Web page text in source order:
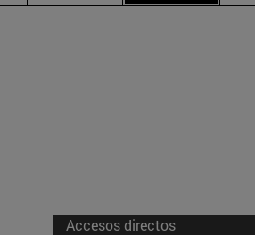
Accesos directos